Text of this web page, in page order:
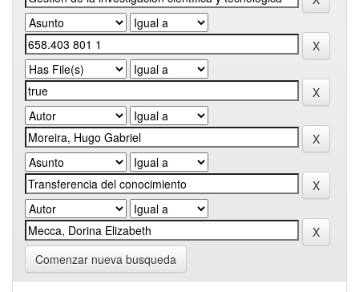
Comenzar nueva busqueda